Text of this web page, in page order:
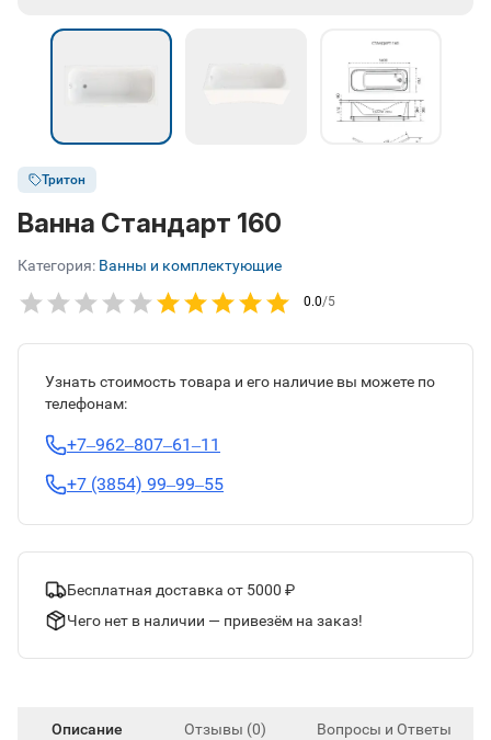
Тритон
Ванна Стандарт 160
Категория: Ванны и комплектующие
0.0/5
Узнать стоимость товара и его наличие вы можете по
телефонам:
+7‒962‒807‒61‒11
+7 (3854) 99‒99‒55
Бесплатная доставка от 5000 ₽
Чего нет в наличии — привезём на заказ!
Описание Отзывы (0) Вопросы и Ответы